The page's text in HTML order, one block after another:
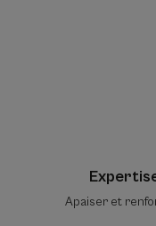
Apaiser et